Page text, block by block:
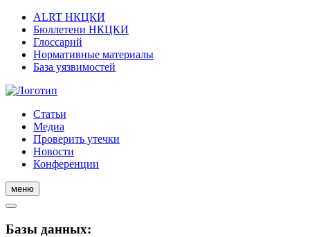
ALRT НКЦКИ
Бюллетени НКЦКИ
Глоссарий
Нормативные материалы
База уязвимостей
Статьи
Медиа
Проверить утечки
Новости
Конференции
меню
Базы данных: